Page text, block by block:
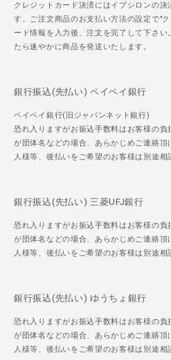
クレジットカード決済にはイプシロンの決
す。ご注文商品のお支払い方法の設定で"
ード情報を入力後、注文を完了して下さ
たら速やかに商品を発送いたします。
銀行振込(先払い) ペイペイ銀行
ペイペイ銀行(旧ジャパンネット銀行)
恐れ入りますがお振込手数料はお客様の
が団体名などの場合、あらかじめご連絡
人様等、後払いをご希望のお客様は別途
銀行振込(先払い) 三菱UFJ銀行
恐れ入りますがお振込手数料はお客様の
が団体名などの場合、あらかじめご連絡
人様等、後払いをご希望のお客様は別途相
銀行振込(先払い) ゆうちょ銀行
恐れ入りますがお振込手数料はお客様の
が団体名などの場合、あらかじめご連絡
人様等、後払いをご希望のお客様は別途相